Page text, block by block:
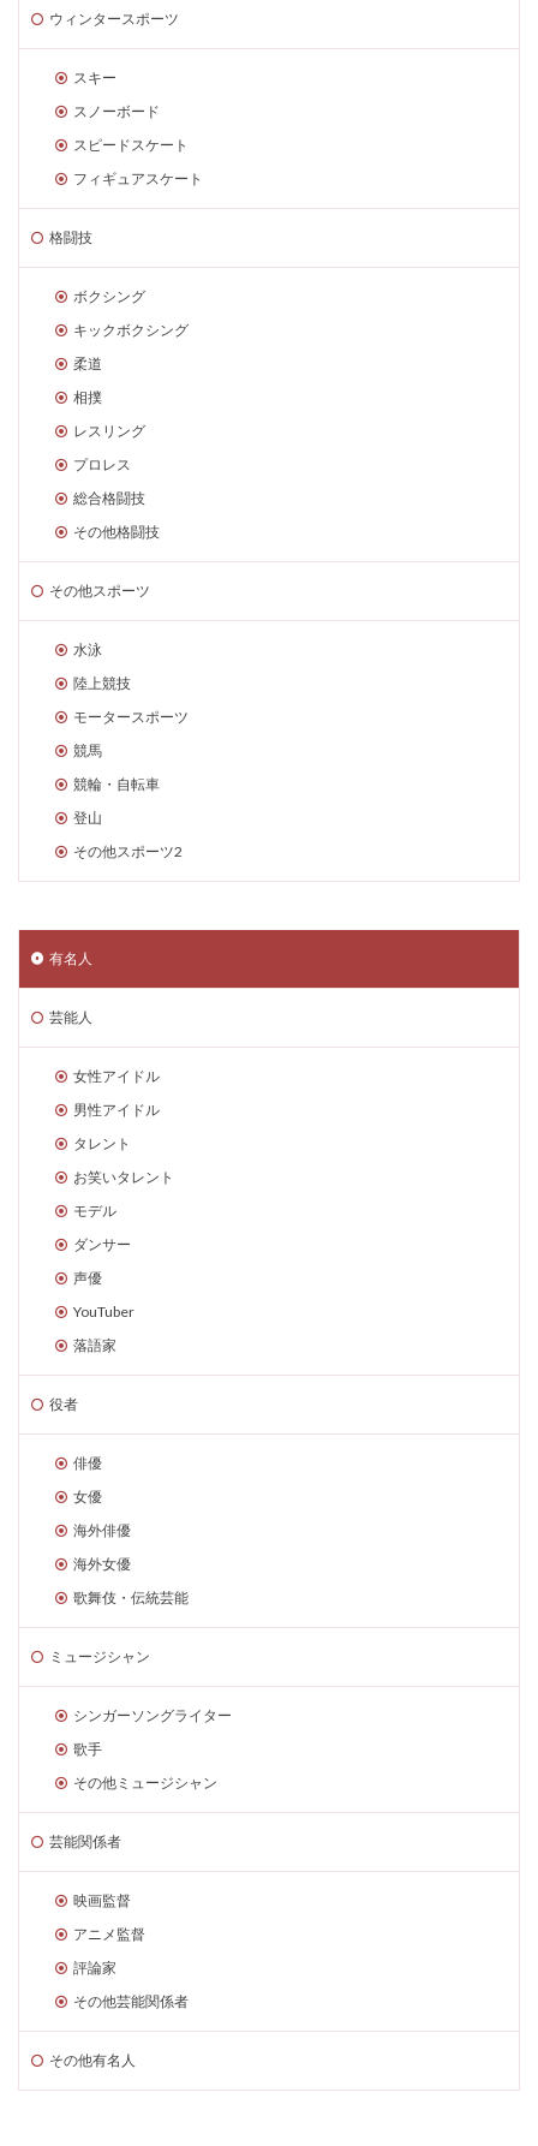
ウィンタースポーツ
スキー
スノーボード
スピードスケート
フィギュアスケート
格闘技
ボクシング
キックボクシング
柔道
相撲
レスリング
プロレス
総合格闘技
その他格闘技
その他スポーツ
水泳
陸上競技
モータースポーツ
競馬
競輪・自転車
登山
その他スポーツ2
有名人
芸能人
女性アイドル
男性アイドル
タレント
お笑いタレント
モデル
ダンサー
声優
YouTuber
落語家
役者
俳優
女優
海外俳優
海外女優
歌舞伎・伝統芸能
ミュージシャン
シンガーソングライター
歌手
その他ミュージシャン
芸能関係者
映画監督
アニメ監督
評論家
その他芸能関係者
その他有名人